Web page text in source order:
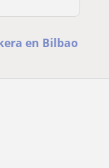
en Bilbao